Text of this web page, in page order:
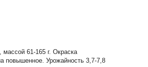
61-165 г. Окраска
повышенное. Урожайность 3,7-7,8